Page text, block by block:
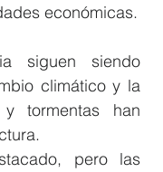
económicas.
siguen siendo
climático y la
tormentas han
pero las